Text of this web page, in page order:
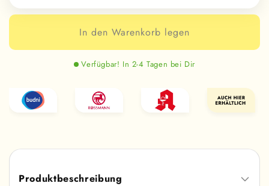
In den Warenkorb legen
Verfügbar! In 2-4 Tagen bei Dir
Produktbeschreibung